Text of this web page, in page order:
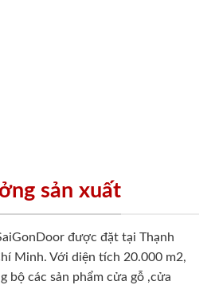
sản xuất
được đặt tại Thạnh
Minh. Với diện tích 20.000 m2,
bộ các sản phẩm cửa gỗ ,cửa